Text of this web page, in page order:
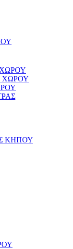
ΧΩΡΟΥ
ΚΗΠΟΥ